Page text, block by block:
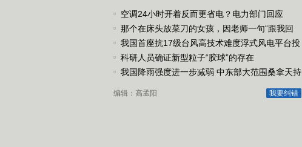
空调24小时开着反而更省电？电力部门回应
那个在床头放菜刀的女孩，因老师一句“跟我回
家”改写了人生
我国首座抗17级台风高技术难度浮式风电平台投
运
科研人员确证新型粒子“胶球”的存在
我国降雨强度进一步减弱 中东部大范围桑拿天持
我要纠错
编辑：高孟阳